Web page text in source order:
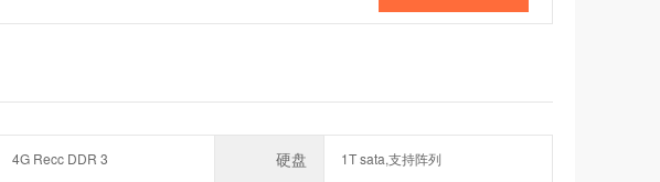
4G Recc DDR 3 硬盘 1T sata,支持阵列